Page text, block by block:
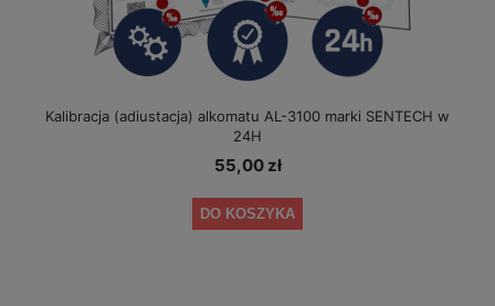
Kalibracja (adiustacja) alkomatu AL-3100 marki SENTECH w
24H
55,00 zł
DO KOSZYKA